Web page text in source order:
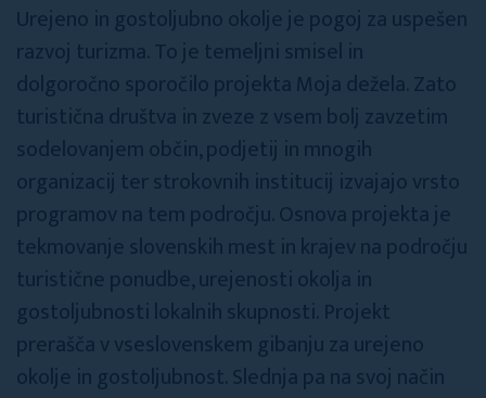
Urejeno in gostoljubno okolje je pogoj za uspešen
razvoj turizma. To je temeljni smisel in
dolgoročno sporočilo projekta Moja dežela. Zato
turistična društva in zveze z vsem bolj zavzetim
sodelovanjem občin, podjetij in mnogih
organizacij ter strokovnih institucij izvajajo vrsto
programov na tem področju. Osnova projekta je
tekmovanje slovenskih mest in krajev na področju
turistične ponudbe, urejenosti okolja in
gostoljubnosti lokalnih skupnosti. Projekt
prerašča v vseslovenskem gibanju za urejeno
okolje in gostoljubnost. Slednja pa na svoj način